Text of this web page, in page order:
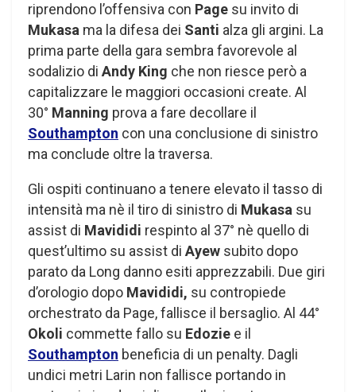
riprendono l’offensiva con Page su invito di
Mukasa ma la difesa dei Santi alza gli argini. La
prima parte della gara sembra favorevole al
sodalizio di Andy King che non riesce però a
capitalizzare le maggiori occasioni create. Al
30° Manning prova a fare decollare il
Southampton con una conclusione di sinistro
ma conclude oltre la traversa.
Gli ospiti continuano a tenere elevato il tasso di
intensità ma nè il tiro di sinistro di Mukasa su
assist di Mavididi respinto al 37° nè quello di
quest’ultimo su assist di Ayew subito dopo
parato da Long danno esiti apprezzabili. Due giri
d’orologio dopo Mavididi, su contropiede
orchestrato da Page, fallisce il bersaglio. Al 44°
Okoli commette fallo su Edozie e il
Southampton beneficia di un penalty. Dagli
undici metri Larin non fallisce portando in